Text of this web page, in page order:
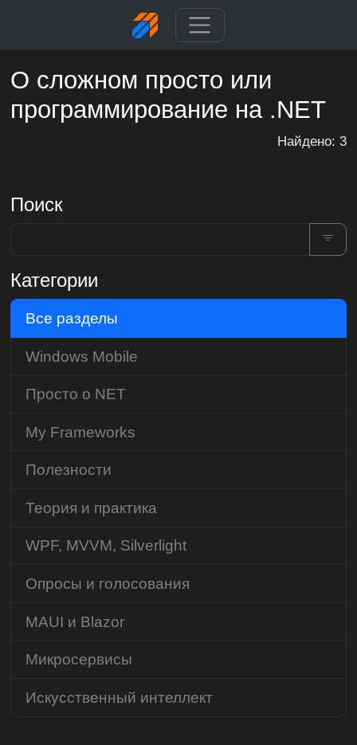
О сложном просто или
программирование на .NET
Найдено: 3
Поиск
Категории
Все разделы
Windows Mobile
Просто о NET
My Frameworks
Полезности
Теория и практика
WPF, MVVM, Silverlight
Опросы и голосования
MAUI и Blazor
Микросервисы
Искусственный интеллект